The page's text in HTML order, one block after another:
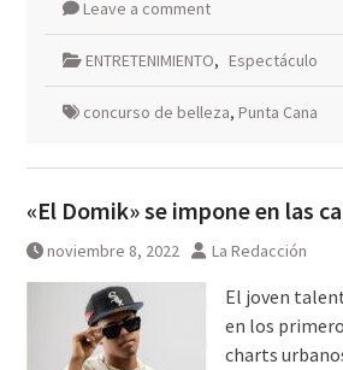
Leave a comment
ENTRETENIMIENTO, Espectáculo
concurso de belleza, Punta Cana
«El Domik» se impone en las
noviembre 8, 2022 La Redacción
El joven
en los
charts